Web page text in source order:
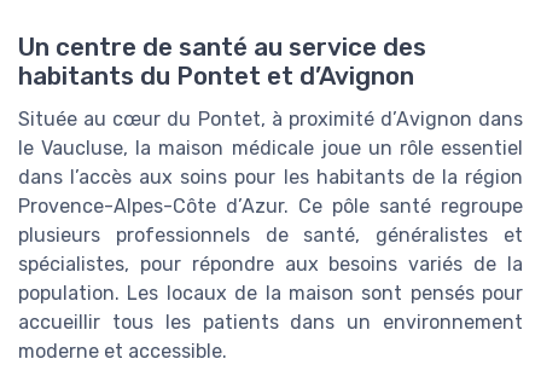
Un centre de santé au service des
habitants du Pontet et d’Avignon
Située au cœur du Pontet, à proximité d’Avignon dans
le Vaucluse, la maison médicale joue un rôle essentiel
dans l’accès aux soins pour les habitants de la région
Provence-Alpes-Côte d’Azur. Ce pôle santé regroupe
plusieurs professionnels de santé, généralistes et
spécialistes, pour répondre aux besoins variés de la
population. Les locaux de la maison sont pensés pour
accueillir tous les patients dans un environnement
moderne et accessible.